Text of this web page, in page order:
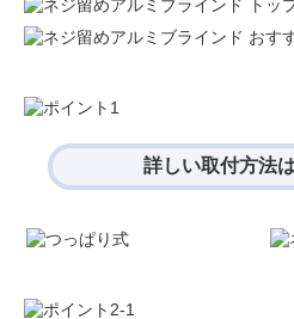
詳しい取付方法